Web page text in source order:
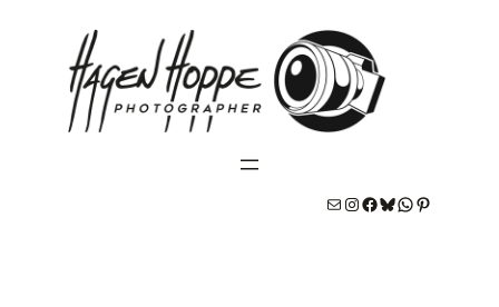
E-Mail # # Bluesky WhatsApp Pinterest